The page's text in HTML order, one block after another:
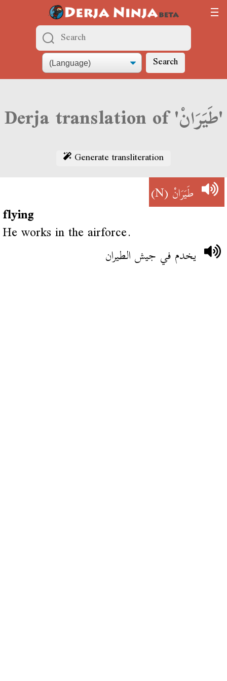
Search
Derja translation of 'طَيَرَانْ'
Generate transliteration
طَيَرَانْ(N)
flying
He works in the airforce.
يخدم في جيش الطيران